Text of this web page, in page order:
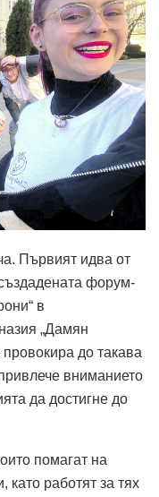
Първият идва от
форум-
в
„Дамян
до такава
вниманието
да достигне до
помагат на
работят за тях